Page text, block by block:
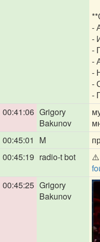
-
-
-
-
-
-
-
00:41:06 Grigory
Bakunov
00:45:01
ㅤM ㅤ
00:45:19 radio-t bot
⚠️
00:45:25 Grigory
Bakunov